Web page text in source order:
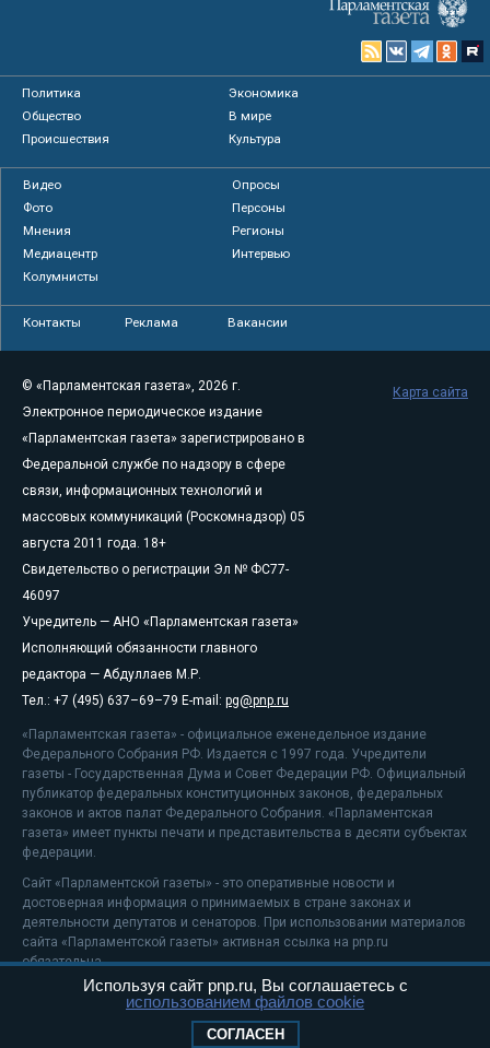
Политика
Экономика
Общество
В мире
Происшествия
Культура
Видео
Опросы
Фото
Персоны
Мнения
Регионы
Медиацентр
Интервью
Колумнисты
Контакты Реклама Вакансии
© «Парламентская газета», 2026 г.
Электронное периодическое издание
«Парламентская газета» зарегистрировано в
Федеральной службе по надзору в сфере
связи, информационных технологий и
массовых коммуникаций (Роскомнадзор) 05
августа 2011 года. 18+
Свидетельство о регистрации Эл № ФС77-
46097
Учредитель — АНО «Парламентская газета»
Исполняющий обязанности главного
редактора — Абдуллаев М.Р.
Тел.: +7 (495) 637–69–79 E-mail: pg@pnp.ru
«Парламентская газета» - официальное еженедельное издание
Федерального Собрания РФ. Издается с 1997 года. Учредители
газеты - Государственная Дума и Совет Федерации РФ. Официальный
публикатор федеральных конституционных законов, федеральных
законов и актов палат Федерального Собрания. «Парламентская
газета» имеет пункты печати и представительства в десяти субъектах
федерации.
Сайт «Парламентской газеты» - это оперативные новости и
достоверная информация о принимаемых в стране законах и
деятельности депутатов и сенаторов. При использовании материалов
сайта «Парламентской газеты» активная ссылка на pnp.ru
обязательна.
На информационном ресурсе применяютсярекомендательные
Положение о защите персональных данных
Карта сайта
Используя сайт pnp.ru, Вы соглашаетесь с
использованием файлов cookie
СОГЛАСЕН